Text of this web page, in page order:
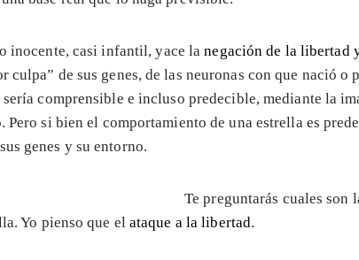
inocente, casi infantil, yace lanegación de la libertad
culpa” de sus genes, de las neuronas con que nació o
sería comprensible e incluso predecible, mediante la
Pero si bien el comportamiento de una estrella es
genes y su entorno.
Te preguntarás cuales son
Yo pienso que el ataque a la libertad.